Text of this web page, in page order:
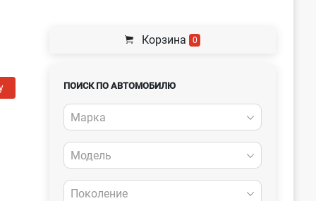
Корзина 0
ПОИСК ПО АВТОМОБИЛЮ
Марка
Модель
Поколение